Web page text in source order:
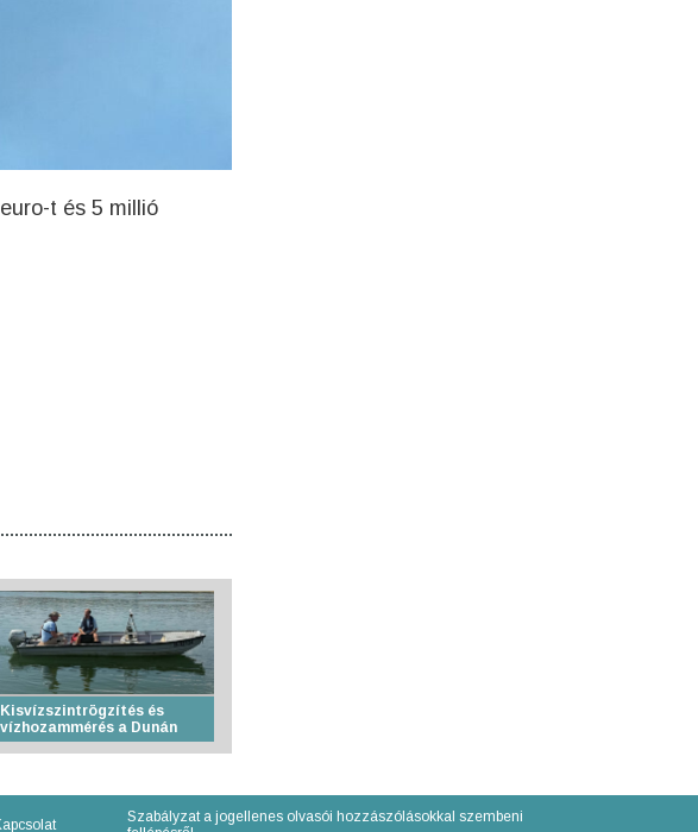
t és 5 millió
Kisvízszintrögzítés és
vízhozammérés a Dunán
Szabályzat a jogellenes olvasói hozzászólásokkal szembeni